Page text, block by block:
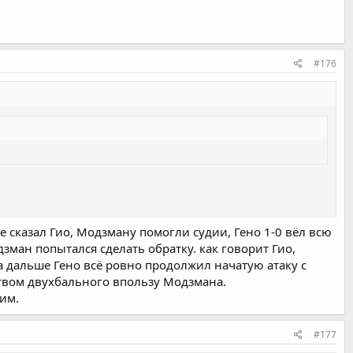
#176
сказал Гио, Модзману помогли судии, Гено 1-0 вёл всю
попытался сделать обратку. как говорит Гио,
Гено всё ровно продолжил начатую атаку с
двухбального впользу Модзмана.
#177